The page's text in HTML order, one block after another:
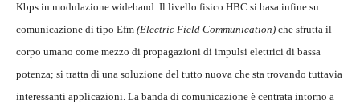
Kbps in modulazione wideband. Il livello fisico HBC si basa infine su
comunicazione di tipo Efm (Electric Field Communication) che sfrutta il
corpo umano come mezzo di propagazioni di impulsi elettrici di bassa
potenza; si tratta di una soluzione del tutto nuova che sta trovando tuttavia
interessanti applicazioni. La banda di comunicazione è centrata intorno a